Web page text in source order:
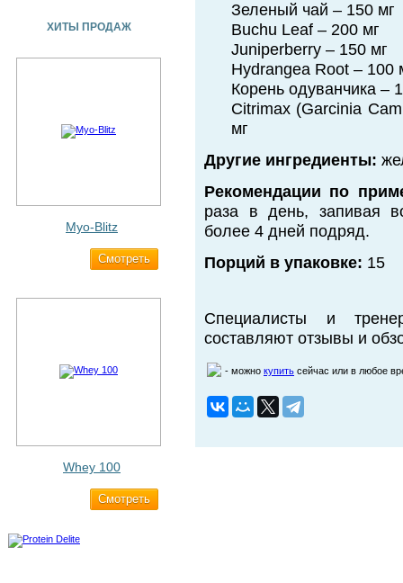
ХИТЫ ПРОДАЖ
Myo-Blitz
Cмотреть
Whey 100
Cмотреть
Зеленый чай – 150 мг
Buchu Leaf – 200 мг
Juniperberry – 150 мг
Hydrangea Root – 100
Корень одуванчика –
Citrimax (Garcinia
мг
Другие ингредиенты:
Рекомендации по
раза в день, запивая
более 4 дней подряд.
Порций в упаковке: 15
Специалисты и
составляют отзывы и
- можно купить сейчас или в любое